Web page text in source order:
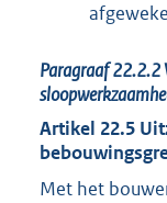
Paragraaf22.2.2
Artikel 22.5
Met het